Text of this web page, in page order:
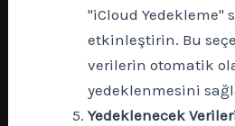
"iCloud Yedekleme"
etkinleştirin. Bu
verilerin otomatik
yedeklenmesini
Yedeklenecek